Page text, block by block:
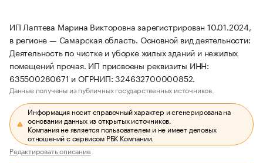
ИП Лаптева Марина Викторовна зарегистрирован 10.01.2024,
в регионе — Самарская область. Основной вид деятельности:
Деятельность по чистке и уборке жилых зданий и нежилых
помещений прочая. ИП присвоены реквизиты ИНН:
635500280671 и ОГРНИП: 324632700000852.
Данные получены из публичных государственных источников.
Информация носит справочный характер и сгенерирована на
основании данных из открытых источников.
Компания не является пользователем и не имеет деловых
отношений с сервисом РБК Компании.
Редактировать описание